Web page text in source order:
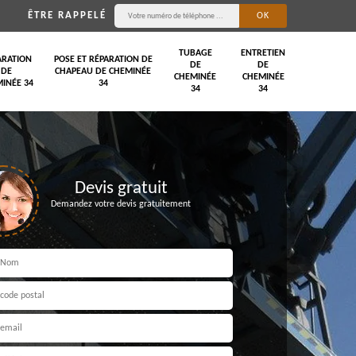
ÊTRE RAPPELÉ
DE
34
POSE ET RÉPARATION DE
CHAPEAU DE CHEMINÉE
34
TUBAGE
DE
CHEMINÉE
34
ENTRETIEN
DE
CHEMINÉE
34
Devis gratuit
Demandez votre devis gratuitement